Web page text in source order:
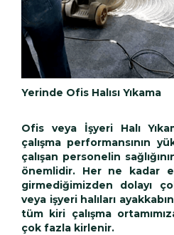
Yerinde Ofis Halısı Yıkama
Ofis veya İşyeri Halı
çalışma performansının
çalışan personelin
önemlidir. Her ne kadar
girmediğimizden dolayı
veya işyeri halıları
tüm kiri çalışma
çok fazla kirlenir.